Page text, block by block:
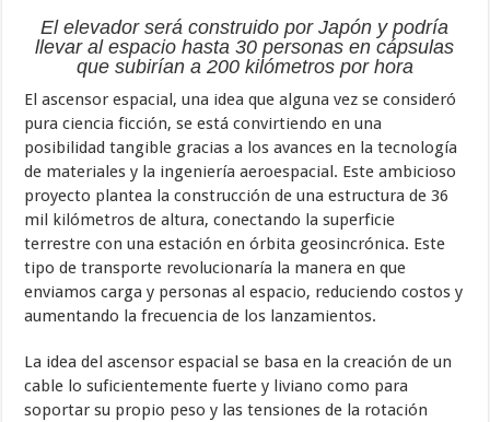
El elevador será construido por Japón y podría
llevar al espacio hasta 30 personas en cápsulas
que subirían a 200 kilómetros por hora
El ascensor espacial, una idea que alguna vez se consideró
pura ciencia ficción, se está convirtiendo en una
posibilidad tangible gracias a los avances en la tecnología
de materiales y la ingeniería aeroespacial. Este ambicioso
proyecto plantea la construcción de una estructura de 36
mil kilómetros de altura, conectando la superficie
terrestre con una estación en órbita geosincrónica. Este
tipo de transporte revolucionaría la manera en que
enviamos carga y personas al espacio, reduciendo costos y
aumentando la frecuencia de los lanzamientos.
La idea del ascensor espacial se basa en la creación de un
cable lo suficientemente fuerte y liviano como para
soportar su propio peso y las tensiones de la rotación